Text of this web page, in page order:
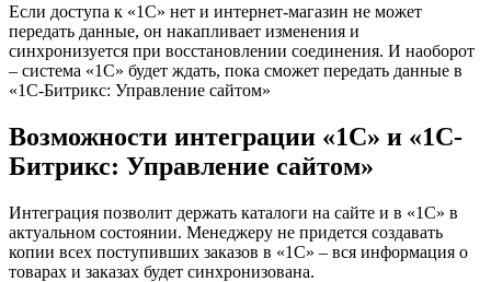
Если доступа к «1С» нет и интернет-магазин не может
передать данные, он накапливает изменения и
синхронизуется при восстановлении соединения. И наоборот
– система «1С» будет ждать, пока сможет передать данные в
«1С-Битрикс: Управление сайтом»
Возможности интеграции «1С» и «1С-
Битрикс: Управление сайтом»
Интеграция позволит держать каталоги на сайте и в «1С» в
актуальном состоянии. Менеджеру не придется создавать
копии всех поступивших заказов в «1С» – вся информация о
товарах и заказах будет синхронизована.